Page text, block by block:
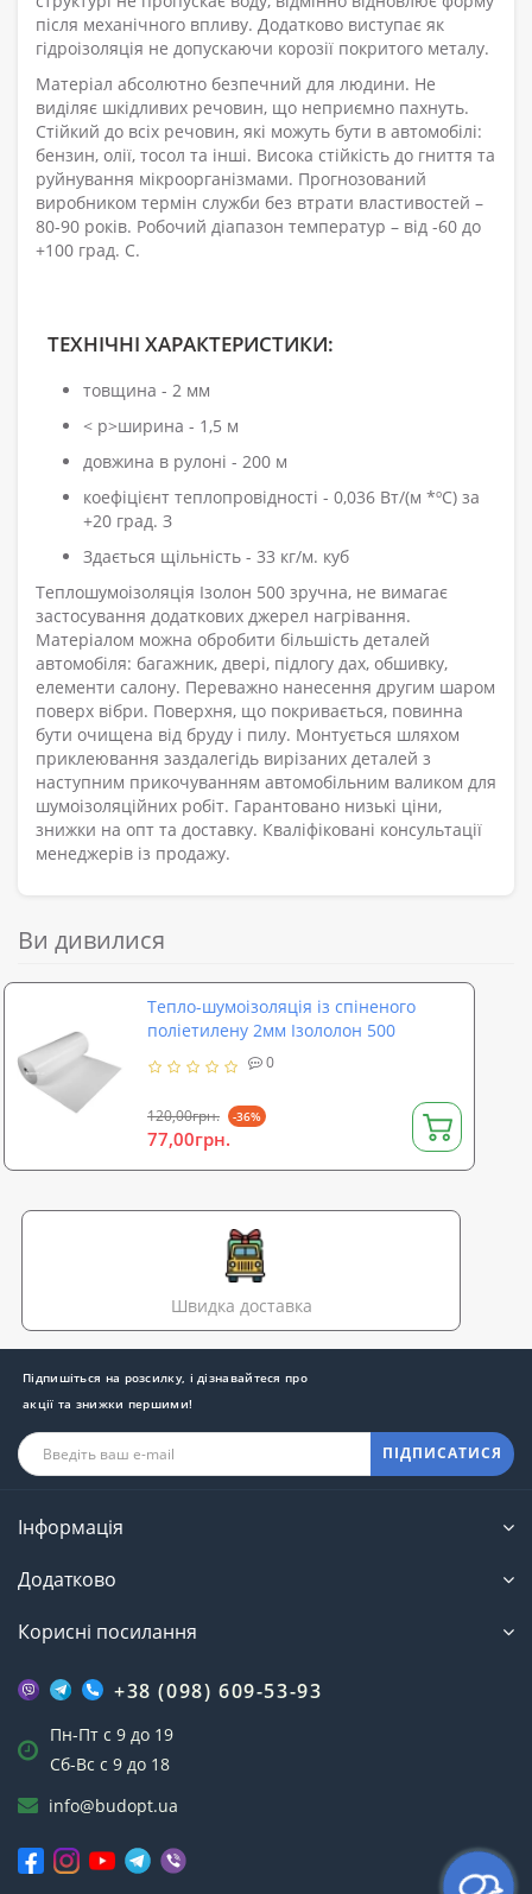
після механічного впливу. Додатково виступає як
гідроізоляція не допускаючи корозії покритого металу.
Матеріал абсолютно безпечний для людини. Не
виділяє шкідливих речовин, що неприємно пахнуть.
Стійкий до всіх речовин, які можуть бути в автомобілі:
бензин, олії, тосол та інші. Висока стійкість до гниття та
руйнування мікроорганізмами. Прогнозований
виробником термін служби без втрати властивостей –
80-90 років. Робочий діапазон температур – від -60 до
+100 град. С.
ТЕХНІЧНІ ХАРАКТЕРИСТИКИ:
товщина - 2 мм
< p>ширина - 1,5 м
довжина в рулоні - 200 м
коефіцієнт теплопровідності - 0,036 Вт/(м *ºС) за
+20 град. З
Здається щільність - 33 кг/м. куб
Теплошумоізоляція Ізолон 500 зручна, не вимагає
застосування додаткових джерел нагрівання.
Матеріалом можна обробити більшість деталей
автомобіля: багажник, двері, підлогу дах, обшивку,
елементи салону. Переважно нанесення другим шаром
поверх вібри. Поверхня, що покривається, повинна
бути очищена від бруду і пилу. Монтується шляхом
приклеювання заздалегідь вирізаних деталей з
наступним прикочуванням автомобільним валиком для
шумоізоляційних робіт. Гарантовано низькі ціни,
знижки на опт та доставку. Кваліфіковані консультації
менеджерів із продажу.
Ви дивилися
Тепло-шумоізоляція із спіненого
поліетилену 2мм Ізололон 500
0
120,00грн. -36%
77,00грн.
Швидка доставка
Підпишіться на розсилку, і дізнавайтеся про
акції та знижки першими!
ПІДПИСАТИСЯ
Інформація
Додатково
Корисні посилання
+38 (098) 609-53-93
Пн-Пт с 9 до 19
Сб-Вс с 9 до 18
info@budopt.ua